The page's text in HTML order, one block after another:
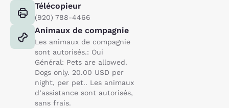
Télécopieur
(920) 788-4466
Animaux de compagnie
Les animaux de compagnie
sont autorisés.: Oui
Général: Pets are allowed.
Dogs only. 20.00 USD per
night, per pet.. Les animaux
d’assistance sont autorisés,
sans frais.